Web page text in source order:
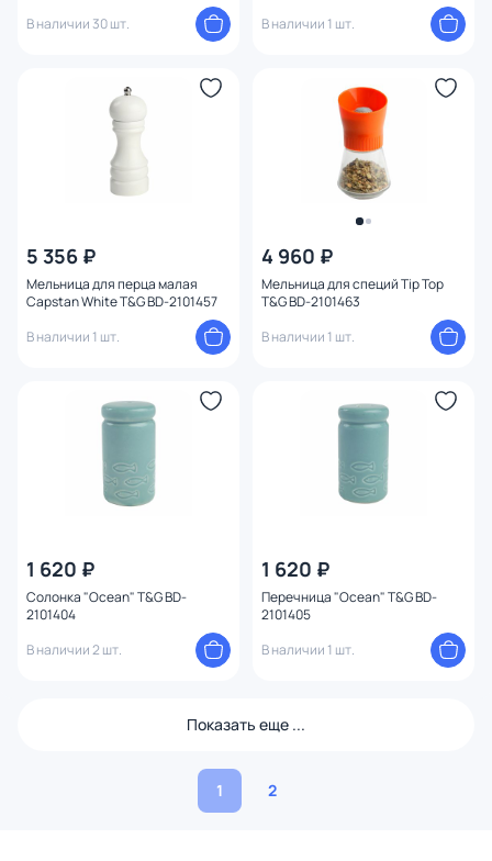
В наличии 30 шт.
В наличии 1 шт.
5 356 ₽
Мельница для перца малая
Capstan White T&G BD-2101457
В наличии 1 шт.
4 960 ₽
Мельница для специй Tip Top
T&G BD-2101463
В наличии 1 шт.
1 620 ₽
Солонка "Ocean" T&G BD-
2101404
В наличии 2 шт.
1 620 ₽
Перечница "Ocean" T&G BD-
2101405
В наличии 1 шт.
Показать еще ...
1 2